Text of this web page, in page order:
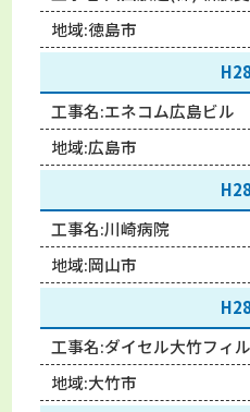
地域:徳島市
工事名:エネコム広島ビル
地域:広島市
工事名:川崎病院
地域:岡山市
工事名:ダイセル大竹フィ
地域:大竹市